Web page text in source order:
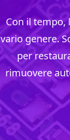
Con il tempo,
vario genere.
per
rimuovere